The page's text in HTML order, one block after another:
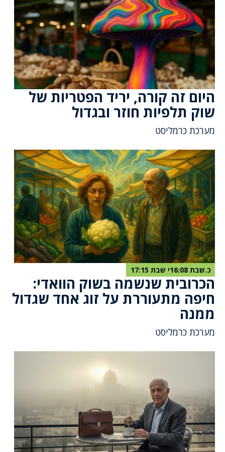
היום זה קורה, יריד הפטריות של
שוק תלפיות חוזר ובגדול
מערכת כרמליסט
כ.שבת 16:08י שבת 17:15
הכרובית שנשמה בשוק הוואדי:
חיפה מתעוררת על זוג אחד שגדול
ממנה
מערכת כרמליסט